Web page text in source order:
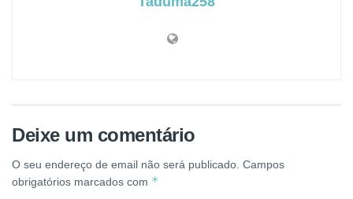
Deixe um comentário
O seu endereço de email não será publicado. Campos
obrigatórios marcados com *